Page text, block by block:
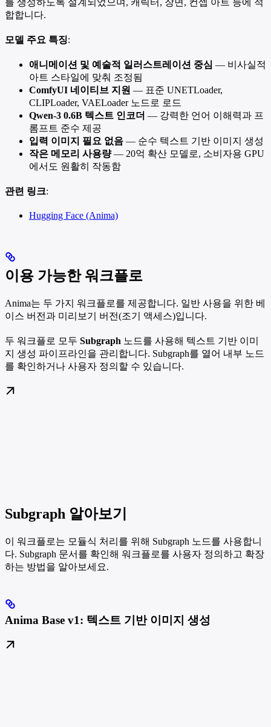
를 생성하도록 설계되었으며, 캐릭터, 장면, 컨셉 아트 등에 적
합합니다.
모델 주요 특징:
애니메이션 및 예술적 일러스트레이션 중심 — 비사실적
아트 스타일에 맞춰 조정됨
ComfyUI 네이티브 지원 — 표준 UNETLoader,
CLIPLoader, VAELoader 노드로 로드
Qwen-3 0.6B 텍스트 인코더 — 강력한 언어 이해력과 프
롬프트 준수 제공
입력 이미지 필요 없음 — 순수 텍스트 기반 이미지 생성
작은 메모리 사용량— 20억 확산 모델로, 소비자용 GPU
에서도 원활히 작동함
관련 링크:
Hugging Face (Anima)
이용 가능한 워크플로
Anima는 두 가지 워크플로를 제공합니다. 일반 사용을 위한 베
이스 버전과 미리보기 버전(조기 액세스)입니다.
두 워크플로 모두 Subgraph 노드를 사용해 텍스트 기반 이미
지 생성 파이프라인을 관리합니다. Subgraph를 열어 내부 노드
를 확인하거나 사용자 정의할 수 있습니다.
Subgraph 알아보기
이 워크플로는 모듈식 처리를 위해 Subgraph 노드를 사용합니
다. Subgraph 문서를 확인해 워크플로를 사용자 정의하고 확장
하는 방법을 알아보세요.
Anima Base v1: 텍스트 기반 이미지 생성